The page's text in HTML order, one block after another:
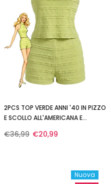
2PCS TOP VERDE ANNI '40 IN PIZZO
E SCOLLO ALL'AMERICANA E
€36,99 €20,99
Nuova